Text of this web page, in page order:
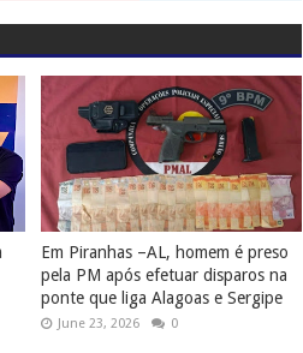
Em Piranhas –AL, homem é preso
pela PM após efetuar disparos na
ponte que liga Alagoas e Sergipe
June 23, 2026 0